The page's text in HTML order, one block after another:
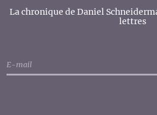
La chronique de Daniel
lettres